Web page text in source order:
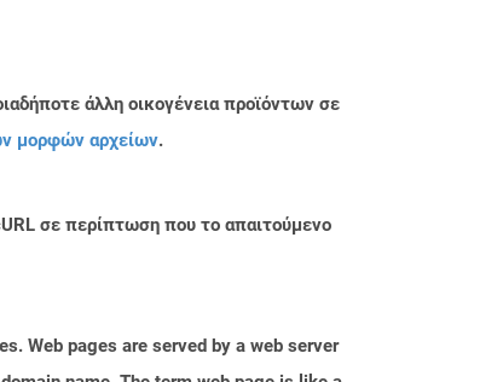
άλλη οικογένεια προϊόντων σε
μορφών αρχείων.
σε περίπτωση που το απαιτούμενο
Web pages are served by a web server